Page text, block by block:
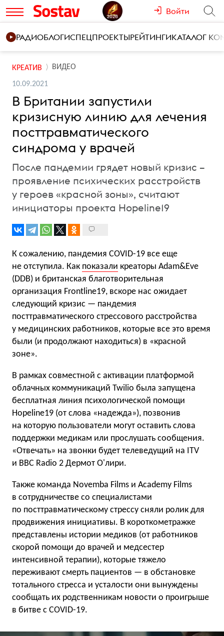
Войти
РАДИОБЛОГИСПЕЦПРОЕКТЫРЕЙТИНГИКАТАЛОГ
КРЕАТИВ ВИДЕО
10.09.2021
В Британии запустили
кризисную линию для лечения
посттравматического
синдрома у врачей
После пандемии грядет новый кризис –
проявление психических расстройств
у героев «красной зоны», считают
инициаторы проекта Hopeline19
К сожалению, пандемия COVID-19 все еще
не отступила. Как показали креаторы Adam&Eve
(DDB) и британская благотворительная
организация Frontline19, вскоре нас ожидает
следующий кризис — пандемия
посттравматического стрессового расстройства
у медицинских работников, которые все это время
были (и продолжают находиться) в «красной
зоне».
В рамках совместной с активации платформой
облачных коммуникаций Twilio была запущена
бесплатная линия психологической помощи
Hopeline19 (от слова «надежда»), позвонив
на которую пользователи могут оставить слова
поддержки медикам или прослушать сообщения.
«Отвечать» на звонки будет телеведущий на ITV
и BBC Radio 2 Дермот О'лири.
Также команда Novemba Films и Academy Films
в сотрудничестве со специалистами
по посттравматическому стрессу сняли ролик для
продвижения инициативы. В короткометражке
представлены истории медиков (от работников
скорой помощи до врачей и медсестер
интенсивной терапии), которые тяжело
переживают смерть пациентов — в обстановке
тотального стресса и усталости они вынуждены
сообщать их родственникам новости о проигрыше
в битве с COVID-19.